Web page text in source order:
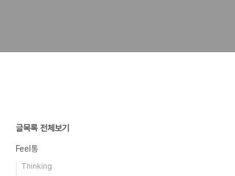
글목록 전체보기
Feel통
Thinking